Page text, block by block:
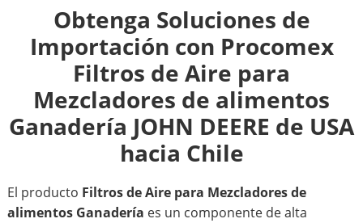
Obtenga Soluciones de
Importación con Procomex
Filtros de Aire para
Mezcladores de alimentos
Ganadería JOHN DEERE de USA
hacia Chile
El producto Filtros de Aire para Mezcladores de
alimentos Ganadería es un componente de alta